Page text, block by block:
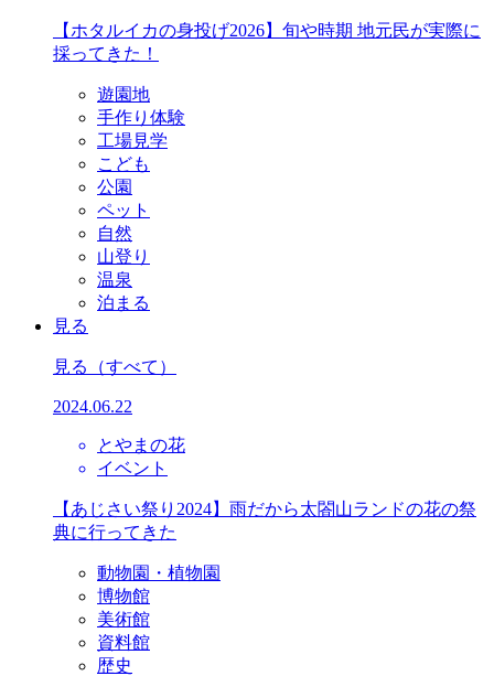
【ホタルイカの身投げ2026】旬や時期 地元民が実際に
採ってきた！
遊園地
手作り体験
工場見学
こども
公園
ペット
自然
山登り
温泉
泊まる
見る
見る （すべて）
2024.06.22
とやまの花
イベント
【あじさい祭り2024】雨だから太閤山ランドの花の祭
典に行ってきた
動物園・植物園
博物館
美術館
資料館
歴史